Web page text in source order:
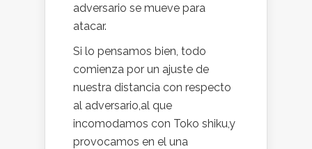
adversario se mueve para
atacar.
Si lo pensamos bien, todo
comienza por un ajuste de
nuestra distancia con respecto
al adversario,al que
incomodamos con Toko shiku,y
provocamos en el una